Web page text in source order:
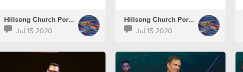
Hillsong Church Portugal
Jul 15 2020
Hillsong Church Portugal
Jul 15 2020